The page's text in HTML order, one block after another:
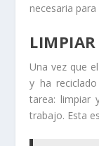
necesaria
LIMPIAR
Una vez que
y ha
tarea: limpiar
trabajo. Esta